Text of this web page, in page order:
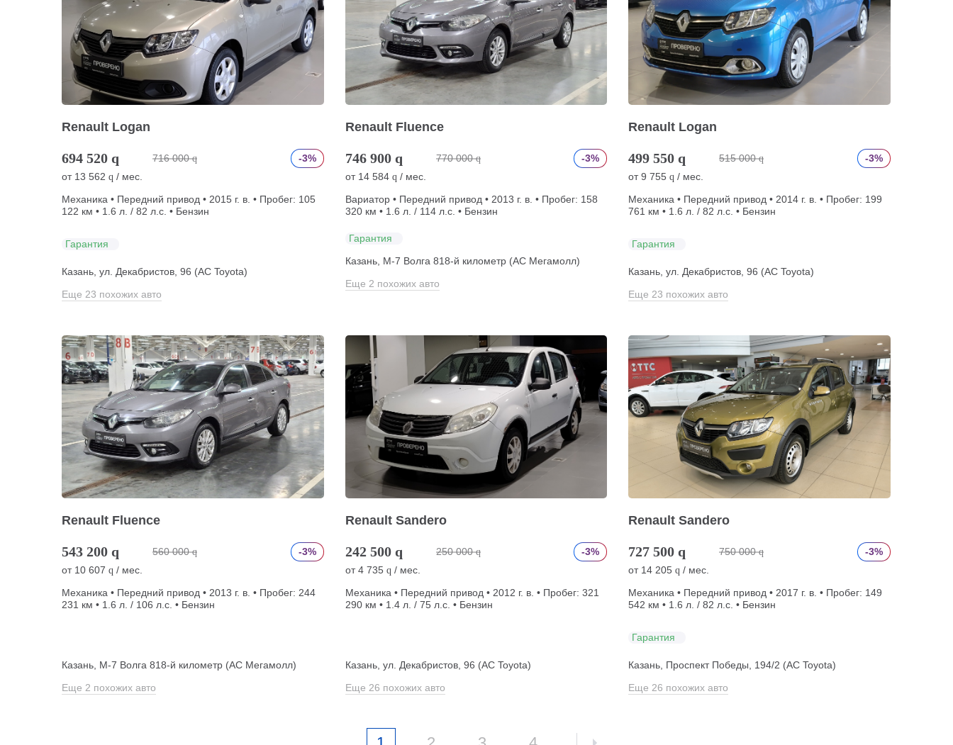
Renault Logan
694 520 q 716 000 q
-3%
от 13 562 q / мес.
Механика • Передний привод • 2015 г. в. • Пробег: 105
122 км • 1.6 л. / 82 л.с. • Бензин
Гарантия
Казань, ул. Декабристов, 96 (АС Toyota)
Еще 23 похожих авто
Renault Fluence
746 900 q 770 000 q
-3%
от 14 584 q / мес.
Вариатор • Передний привод • 2013 г. в. • Пробег: 158
320 км • 1.6 л. / 114 л.с. • Бензин
Гарантия
Казань, М-7 Волга 818-й километр (АС Мегамолл)
Еще 2 похожих авто
Renault Logan
499 550 q 515 000 q
-3%
от9 755 q / мес.
Механика • Передний привод • 2014 г. в. • Пробег: 199
761 км • 1.6 л. / 82 л.с. • Бензин
Гарантия
Казань, ул. Декабристов, 96 (АС Toyota)
Еще 23 похожих авто
Renault Fluence
543 200 q 560 000 q
-3%
от 10 607 q / мес.
Механика • Передний привод • 2013 г. в. • Пробег: 244
231 км • 1.6 л. / 106 л.с. • Бензин
Казань, М-7 Волга 818-й километр (АС Мегамолл)
Еще 2 похожих авто
Renault Sandero
242 500 q 250 000 q
-3%
от4 735 q / мес.
Механика • Передний привод • 2012 г. в. • Пробег: 321
290 км • 1.4 л. / 75 л.с. • Бензин
Казань, ул. Декабристов, 96 (АС Toyota)
Еще 26 похожих авто
Renault Sandero
727 500 q 750 000 q
-3%
от 14 205 q / мес.
Механика • Передний привод • 2017 г. в. • Пробег: 149
542 км • 1.6 л. / 82 л.с. • Бензин
Гарантия
Казань, Проспект Победы, 194/2 (АС Toyota)
Еще 26 похожих авто